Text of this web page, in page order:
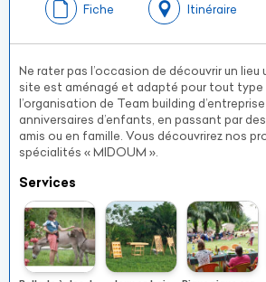
Fiche Itinéraire
Ne rater pas l’occasion de découvrir un lieu
site est aménagé et adapté pour tout type
l’organisation de Team building d’entreprise
anniversaires d’enfants, en passant par
amis ou en famille. Vous découvrirez nos
spécialités « MIDOUM ».
Services